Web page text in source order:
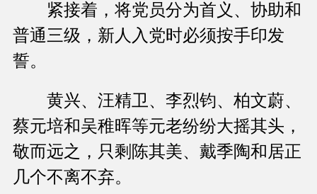
紧接着，将党员分为首义、协助和
普通三级，新人入党时必须按手印发
誓。
黄兴、汪精卫、李烈钧、柏文蔚、
蔡元培和吴稚晖等元老纷纷大摇其头，
敬而远之，只剩陈其美、戴季陶和居正
几个不离不弃。